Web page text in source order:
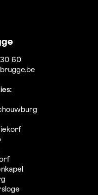
60